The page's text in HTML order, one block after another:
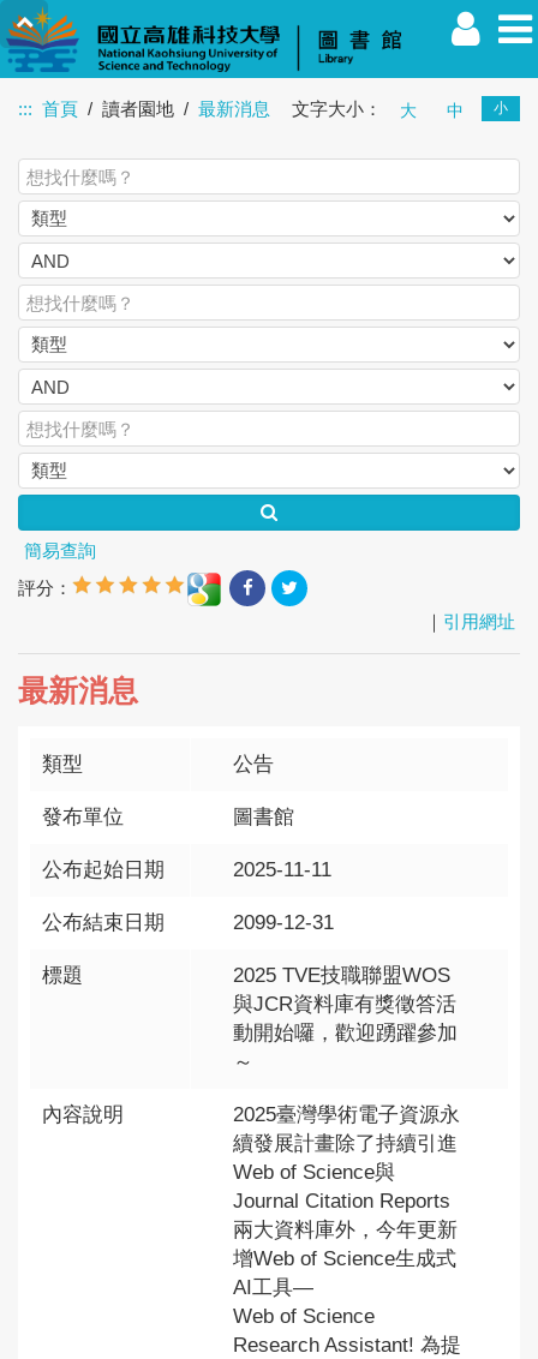
教職員 學生 校友 其他 訪客
::: 首頁 讀者園地 最新消息 文字大小： 大 中 小
簡易查詢
評分：
｜ 引用網址
最新消息
類型 公告
發布單位 圖書館
公布起始日期 2025-11-11
公布結束日期 2099-12-31
標題
2025 TVE技職聯盟WOS
與JCR資料庫有獎徵答活
動開始囉，歡迎踴躍參加
～
內容說明
2025臺灣學術電子資源永
續發展計畫除了持續引進
Web of Science與
Journal Citation Reports
兩大資料庫外，今年更新
增Web of Science生成式
AI工具—
Web of Science
Research Assistant! 為提